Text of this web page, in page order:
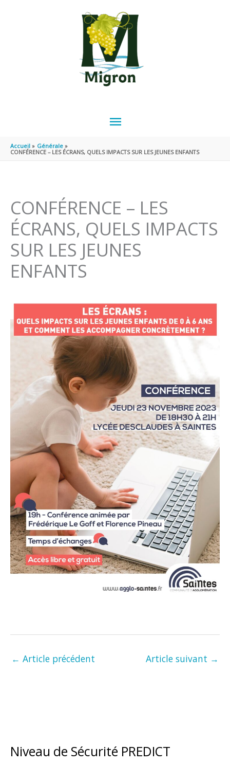
MENU
PRINCIPAL
Accueil
Générale
CONFÉRENCE – LES ÉCRANS, QUELS IMPACTS SUR LES JEUNES ENFANTS
CONFÉRENCE – LES
ÉCRANS, QUELS IMPACTS
SUR LES JEUNES
ENFANTS
← Article précédent Article suivant →
Niveau de Sécurité PREDICT